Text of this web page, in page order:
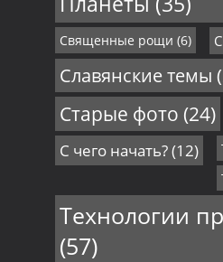
Священные рощи (6)
Славянские темы
Старые фото (24)
С чего начать?(12)
Технологии
(57)